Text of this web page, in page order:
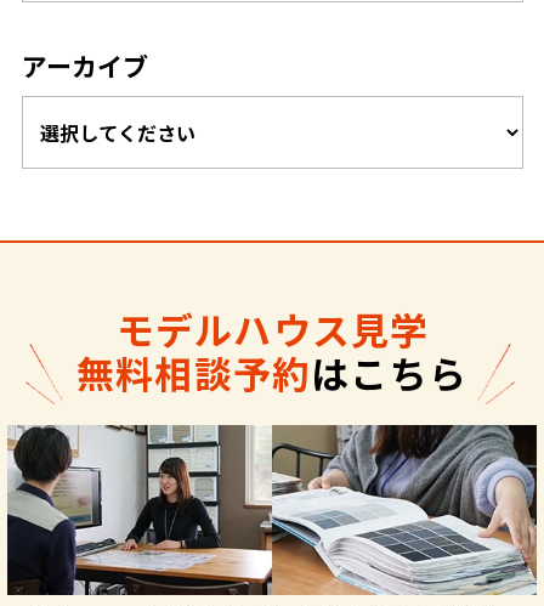
アーカイブ
モデルハウス見学
無料相談予約はこちら